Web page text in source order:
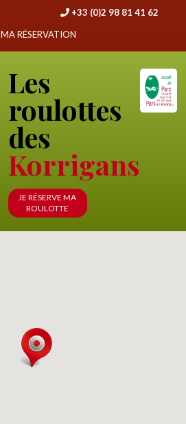
+33 (0)2 98 81 41 62
MA RÉSERVATION
Les
roulottes
des
Korrigans
JE RÉSERVE MA
ROULOTTE